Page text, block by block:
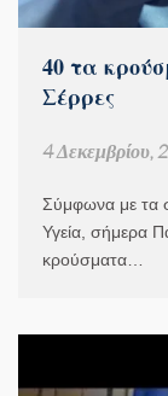
40 τα
Σέρρες
4 Δεκεμβρίου,
Σύμφωνα με τα
Υγεία, σήμερα
κρούσματα…